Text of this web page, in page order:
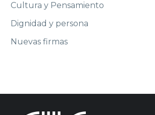
Cultura y Pensamiento
Dignidad y persona
Nuevas firmas